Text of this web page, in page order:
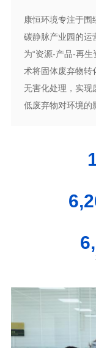
康恒环境专注于
碳静脉产业园的运
为“资源-产品-再
术将固体废弃物转
无害化处理，实现
低废弃物对环境的